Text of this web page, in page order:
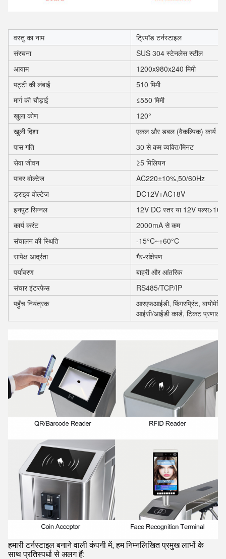
वस्तु का नाम
ट्रिपॉड टर्नस्टाइल
संरचना
SUS 304 स्टेनलेस स्टील
आयाम
1200x980x240 मिमी
पट्टी की लंबाई
510 मिमी
मार्ग की चौड़ाई
≤550 मिमी
खुला कोण
120°
खुली दिशा
एकल और डबल (वैकल्पिक) कार्य
पास गति
30 से कम व्यक्ति/मिनट
सेवा जीवन
≥5 मिलियन
पावर वोल्टेज
AC220±10%,50/60Hz
ड्राइव वोल्टेज
DC12V+AC18V
इनपुट सिग्नल
12V DC स्तर या 12V
कार्य करंट
2000mA से कम
संचालन की स्थिति
-15°C~+60°C
सापेक्ष आर्द्रता
गैर-संक्षेपण
पर्यावरण
बाहरी और आंतरिक
संचार इंटरफेस
RS485/TCP/IP
पहुँच नियंत्रक
आरएफआईडी, फिंगरप्रिंट,
आईसी/आईडी कार्ड, टिकट प्रणाली
हमारी टर्नस्टाइल बनाने वाली कंपनी में, हम निम्नलिखित प्रमुख लाभों के
साथ प्रतिस्पर्धा से अलग हैं: